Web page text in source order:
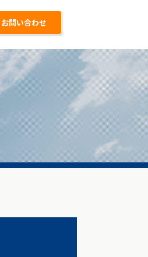
お問い合わせ